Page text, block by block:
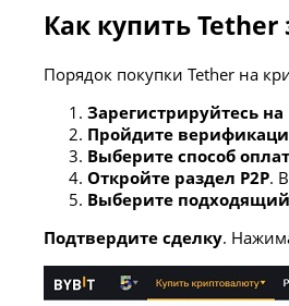
Как купить Tether
Порядок покупки Tether на
Зарегистрируйтесь
Пройдите
Выберите способ
Откройте раздел P2P.
Выберите
Подтвердите сделку.